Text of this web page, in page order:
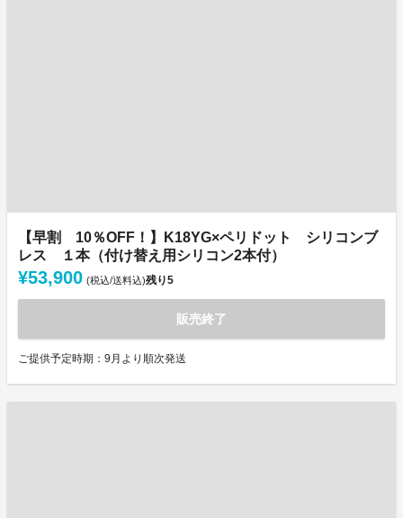
【早割 10％OFF！】K18YG×ペリドット シリコンブ
レス １本（付け替え用シリコン2本付）
¥53,900 (税込/送料込)残り5
販売終了
ご提供予定時期：9月より順次発送